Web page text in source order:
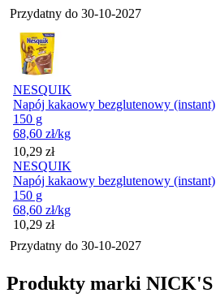
Przydatny do 30-10-2027
NESQUIK
Napój kakaowy bezglutenowy (instant)
150 g
68,60 zł/kg
Cena
10,29 zł
NESQUIK
Napój kakaowy bezglutenowy (instant)
150 g
68,60 zł/kg
Cena
10,29 zł
Przydatny do 30-10-2027
Produkty marki NICK'S